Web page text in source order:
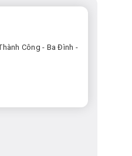
Công - Ba Đình -